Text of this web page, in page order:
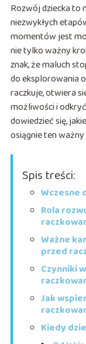
Rozwój dziecka to
niezwykłych
momentów jest
nie tylko ważny
znak, że maluch
do eksplorowania
raczkuje, otwiera
możliwości i
dowiedzieć się,
osiągnie ten
Spis treści:
Wczesne
Rola
Ważne
przed
Czynniki
Jak
Kiedy